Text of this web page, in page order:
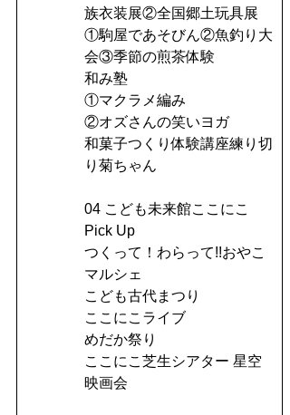
族衣装展②全国郷土玩具展
①駒屋であそびん②魚釣り大
会③季節の煎茶体験
和み塾
①マクラメ編み
②オズさんの笑いヨガ
和菓子つくり体験講座練り切
り菊ちゃん
04 こども未来館ここにこ
Pick Up
つくって！わらって!!おやこ
マルシェ
こども古代まつり
ここにこライブ
めだか祭り
ここにこ芝生シアター 星空
映画会